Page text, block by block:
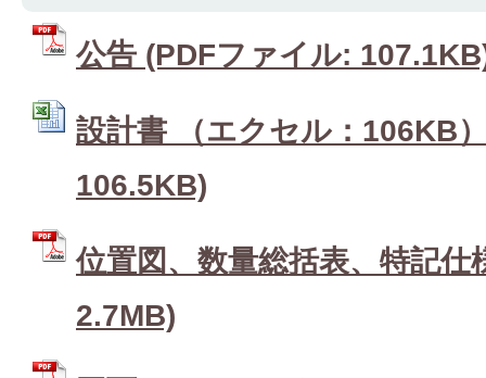
公告 (PDFファイル:
設計書 （エクセル：106KB
106.5KB)
位置図、数量総括表、特記
2.7MB)